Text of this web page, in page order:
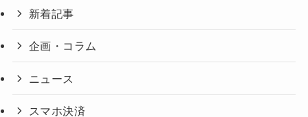
新着記事
企画・コラム
ニュース
スマホ決済